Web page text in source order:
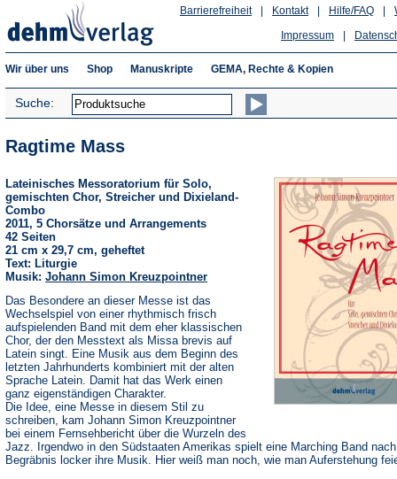
Hilfe/FAQ
Kontakt
Barrierefreiheit
Impressum
Wir über uns Shop Manuskripte GEMA, Rechte & Kopien
Suche:
Ragtime Mass
Lateinisches Messoratorium für Solo,
gemischten Chor, Streicher und Dixieland-
Combo
2011, 5 Chorsätze und Arrangements
42 Seiten
21 cm x 29,7 cm, geheftet
Text: Liturgie
Musik: Johann Simon Kreuzpointner
Das Besondere an dieser Messe ist das
Wechselspiel von einer rhythmisch frisch
aufspielenden Band mit dem eher klassischen
Chor, der den Messtext als Missa brevis auf
Latein singt. Eine Musik aus dem Beginn des
letzten Jahrhunderts kombiniert mit der alten
Sprache Latein. Damit hat das Werk einen
ganz eigenständigen Charakter.
Die Idee, eine Messe in diesem Stil zu
schreiben, kam Johann Simon Kreuzpointner
bei einem Fernsehbericht über die Wurzeln des
Jazz. Irgendwo in den Südstaaten Amerikas spielt eine Marching Band
Begräbnis locker ihre Musik. Hier weiß man noch, wie man Auferstehung